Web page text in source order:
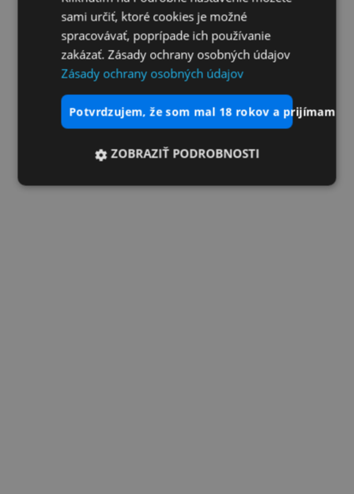
sami určiť, ktoré cookies je možné
spracovávať, poprípade ich používanie
zakázať. Zásady ochrany osobných údajov
Zásady ochrany osobných údajov
potvrdzujem, že som mal 18 rokov a prijímam
ZOBRAZIŤ PODROBNOSTI